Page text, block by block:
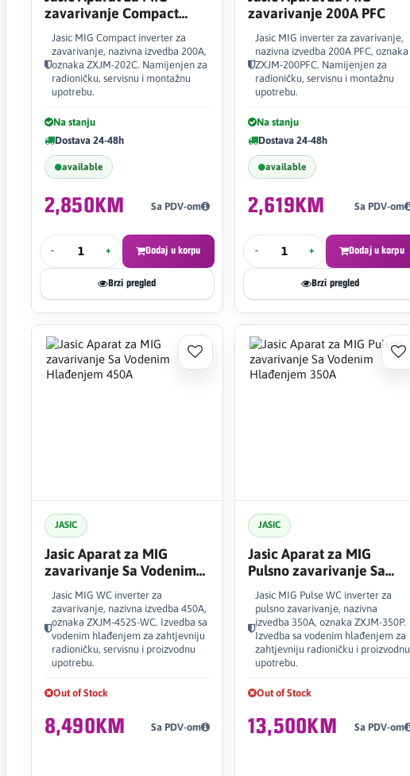
zavarivanje Compact
Jasic MIG Compact inverter za
zavarivanje, nazivna izvedba 200A,
oznaka ZXJM-202C. Namijenjen za
radioničku, servisnu i montažnu
upotrebu.
Na stanju
Dostava 24-48h
available
2,850KM Sa PDV-om
- + Dodaj u korpu
Brzi pregled
zavarivanje 200A PFC
Jasic MIG inverter za zavarivanje,
nazivna izvedba 200A PFC, oznaka
ZXJM-200PFC. Namijenjen za
radioničku, servisnu i montažnu
upotrebu.
Na stanju
Dostava 24-48h
available
2,619KM Sa PDV-om
- + Dodaj u korpu
Brzi pregled
JASIC
Jasic Aparat za MIG
zavarivanje Sa Vodenim
Hlađenjem 450A
Jasic MIG WC inverter za
zavarivanje, nazivna izvedba 450A,
oznaka ZXJM-452S-WC. Izvedba sa
vodenim hlađenjem za zahtjevniju
radioničku, servisnu i proizvodnu
upotrebu.
Out of Stock
8,490KM Sa PDV-om
JASIC
Jasic Aparat za MIG
Pulsno zavarivanje Sa
Vodenim Hlađenjem 350A
Jasic MIG Pulse WC inverter za
pulsno zavarivanje, nazivna
izvedba 350A, oznaka ZXJM-350P.
Izvedba sa vodenim hlađenjem za
zahtjevniju radioničku i proizvodnu
upotrebu.
Out of Stock
13,500KM Sa PDV-om